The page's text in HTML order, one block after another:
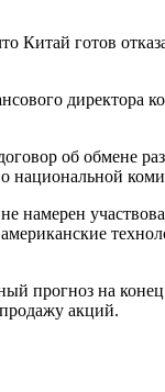
Китай готов
об обмене
прогноз на
акций.